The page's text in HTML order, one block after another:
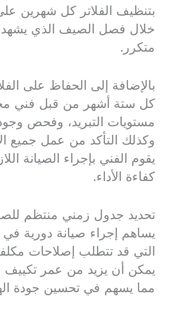
بتنظيف الفلاتر كل شهرين
خلال فصل الصيف الذي يشهد
متكرر.
بالإضافة إلى الحفاظ على
كل ستة أشهر من قبل فني
مستويات التبريد، وفحص
وكذلك التأكد من عمل جميع
يقوم الفني بإجراء الصيانة
كفاءة الأداء.
تحديد جدول زمني منتظم
يساهم إجراء صيانة دورية في
التي قد تتطلب إصلاحات
يمكن أن يزيد من عمر تكييف
مما يسهم في تحسين جودة